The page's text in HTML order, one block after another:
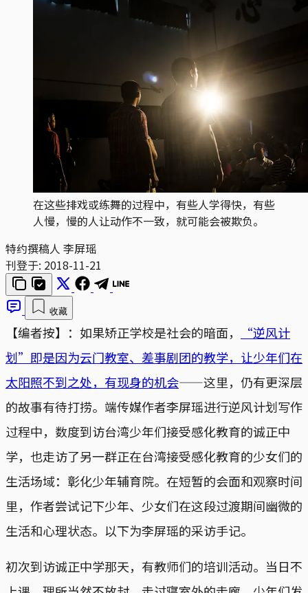
在这些排戏或练舞的过程中，有些人学得快，有些
人慢，慢的人让动作不一致，就可能会被欺负。
特约撰稿人 李屏瑶
刊登于: 2018-11-21
收藏
【编者按】：如果矫正学校是社会的暗面，
“逆风计
划”即是因为云门教室、差事剧团的教学，让少年们在
太阳照不到之处，有现身的机会——这里，仍有更深层
的故事有待打捞。端传媒作者李屏瑶进行逆风计划写作
过程中，数度到访台湾少年们接受感化教育的诚正中
学，也走访了另一群正在台湾接受感化教育的少女们的
生活场域：彰化少年辅育院。在短暂的会面和观察时间
里，作者尝试记下少年、少女们在这段过渡期间幽微的
生活和心理状态。以下为李屏瑶的采访手记。
初次到访诚正中学那天，有教师们的培训活动。当日不